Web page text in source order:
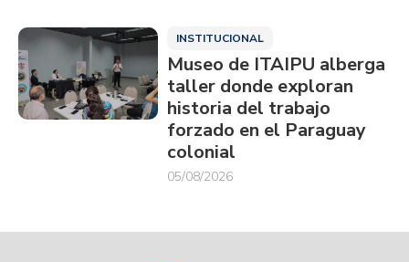
INSTITUCIONAL
Museo de ITAIPU alberga
taller donde exploran
historia del trabajo
forzado en el Paraguay
colonial
05/08/2026